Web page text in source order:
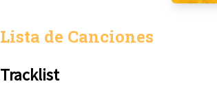
Lista de Canciones
Tracklist